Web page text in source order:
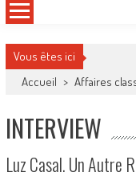
Vous êtes ici
Accueil > Affaires
INTERVIEW
Luz Casal, Un Autre